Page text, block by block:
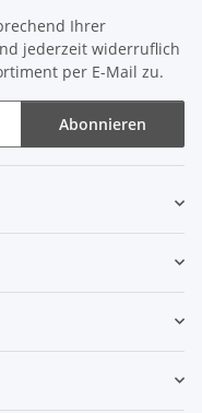
Ihrer
jederzeit widerruflich
per E-Mail zu.
Abonnieren